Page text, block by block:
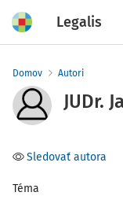
Legalis
Domov Autori
JUDr.
Sledovať autora
Téma